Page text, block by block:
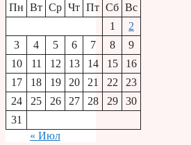
Пн Вт Ср Чт Пт Сб Вс
1
2
3
4 5 6 7 8
9
10
11 12 13 14 15
16
17
18 19 20 21 22
23
24
25 26 27 28 29
30
31
« Июл